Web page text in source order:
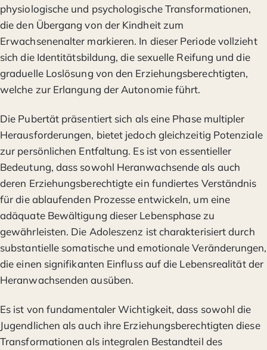
physiologische und psychologische Transformationen,
die den Übergang von der Kindheit zum
Erwachsenenalter markieren. In dieser Periode vollzieht
sich die Identitätsbildung, die sexuelle Reifung und die
graduelle Loslösung von den Erziehungsberechtigten,
welche zur Erlangung der Autonomie führt.
Die Pubertät präsentiert sich als eine Phase multipler
Herausforderungen, bietet jedoch gleichzeitig Potenziale
zur persönlichen Entfaltung. Es ist von essentieller
Bedeutung, dass sowohl Heranwachsende als auch
deren Erziehungsberechtigte ein fundiertes Verständnis
für die ablaufenden Prozesse entwickeln, um eine
adäquate Bewältigung dieser Lebensphase zu
gewährleisten. Die Adoleszenz ist charakterisiert durch
substantielle somatische und emotionale Veränderungen,
die einen signifikanten Einfluss auf die Lebensrealität der
Heranwachsenden ausüben.
Es ist von fundamentaler Wichtigkeit, dass sowohl die
Jugendlichen als auch ihre Erziehungsberechtigten diese
Transformationen als integralen Bestandteil des